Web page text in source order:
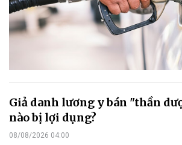
Giả danh lương y bán "thần
nào bị lợi dụng?
08/08/2026 04:00